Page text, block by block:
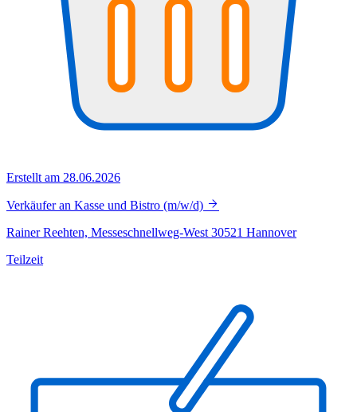
Erstellt am 28.06.2026
Verkäufer an Kasse und Bistro (m/w/d)
Rainer Reehten, Messeschnellweg-West 30521 Hannover
Teilzeit